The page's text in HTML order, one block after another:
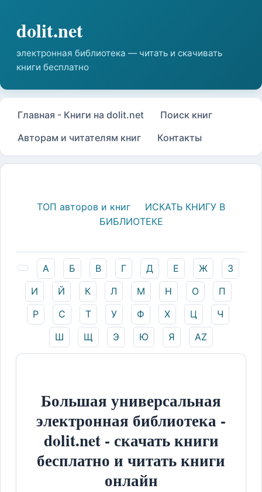
Главная - Книги на dolit.net
Поиск книг
Авторам и читателям книг
Контакты
ТОП авторов и книг
ИСКАТЬ КНИГУ В
БИБЛИОТЕКЕ
А Б В Г Д Е Ж
З
И
Й К Л М Н О
П
Р
С Т У Ф Х Ц
Ч
Ш
Щ Э Ю Я AZ
Большая универсальная
электронная библиотека -
dolit.net - скачать книги
бесплатно и читать книги
онлайн